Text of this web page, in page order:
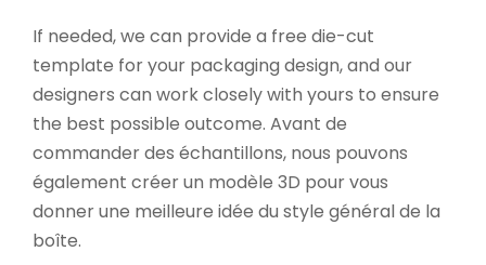
If needed, we can provide a free die-cut
template for your packaging design, and our
designers can work closely with yours to ensure
the best possible outcome. Avant de
commander des échantillons, nous pouvons
également créer un modèle 3D pour vous
donner une meilleure idée du style général de la
boîte.